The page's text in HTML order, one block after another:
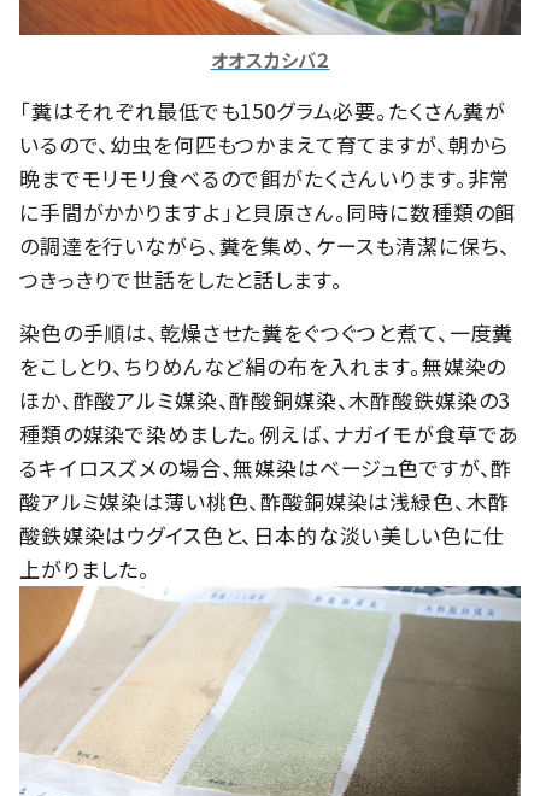
オオスカシバ２
「糞はそれぞれ最低でも150グラム必要。たくさん糞が
いるので、幼虫を何匹もつかまえて育てますが、朝から
晩までモリモリ食べるので餌がたくさんいります。非常
に手間がかかりますよ」と貝原さん。同時に数種類の餌
の調達を行いながら、糞を集め、ケースも清潔に保ち、
つきっきりで世話をしたと話します。
染色の手順は、乾燥させた糞をぐつぐつと煮て、一度糞
をこしとり、ちりめんなど絹の布を入れます。無媒染の
ほか、酢酸アルミ媒染、酢酸銅媒染、木酢酸鉄媒染の3
種類の媒染で染めました。例えば、ナガイモが食草であ
るキイロスズメの場合、無媒染はベージュ色ですが、酢
酸アルミ媒染は薄い桃色、酢酸銅媒染は浅緑色、木酢
酸鉄媒染はウグイス色と、日本的な淡い美しい色に仕
上がりました。